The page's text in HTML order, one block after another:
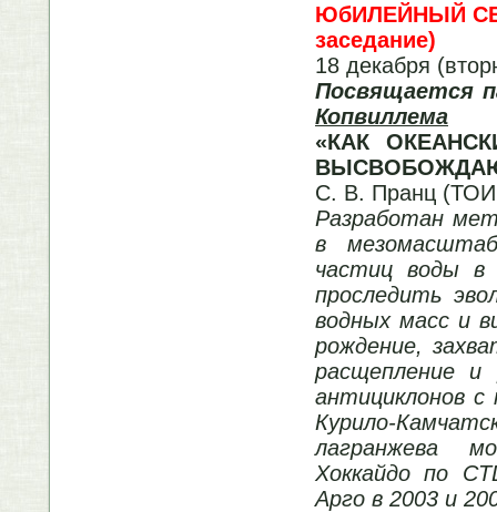
ЮбИЛЕЙНЫЙ
заседание)
18 декабря
Посвящается
Копвиллема
«КАК
С. В. Пранц
Разработан
в
частиц воды в
проследить
водных масс и
рождение,
расщепление
антициклонов
Курило-
лагранжева
Хоккайдо по
Арго в 2003 и